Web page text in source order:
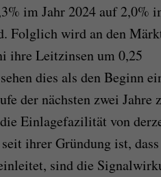
im Jahr 2024 auf 2,0%
Folglich wird an den
ihre Leitzinsen um 0,25
dies als den Beginn
der nächsten zwei Jahre
Einlagefazilität von
ihrer Gründung ist,
sind die